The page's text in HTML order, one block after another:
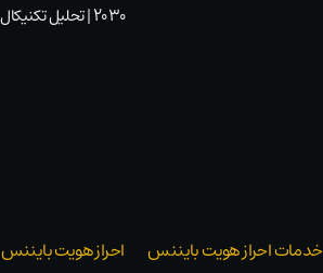
۲۰۳۰ | تحلیل تکنیکال و بازار ایران
خدمات احراز هویت بایننس احراز هویت بایننس